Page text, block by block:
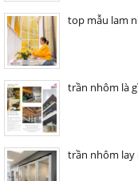
top mẫu lam
trần nhôm là
trần nhôm lay